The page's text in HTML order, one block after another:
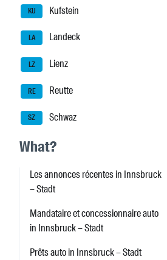
KU Kufstein
LA Landeck
LZ Lienz
RE Reutte
SZ Schwaz
What?
Les annonces récentes in Innsbruck
– Stadt
Mandataire et concessionnaire auto
in Innsbruck – Stadt
Prêts auto in Innsbruck – Stadt